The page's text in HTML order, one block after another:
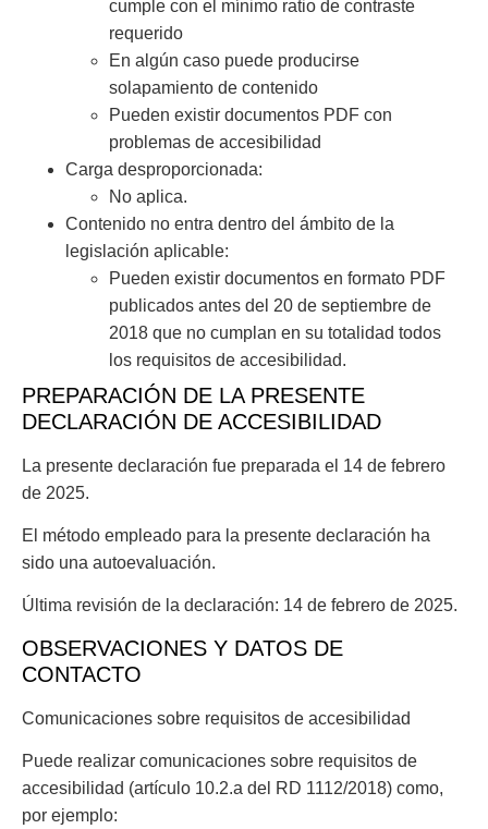
cumple con el mínimo ratio de contraste
requerido
En algún caso puede producirse
solapamiento de contenido
Pueden existir documentos PDF con
problemas de accesibilidad
Carga desproporcionada:
No aplica.
Contenido no entra dentro del ámbito de la
legislación aplicable:
Pueden existir documentos en formato PDF
publicados antes del 20 de septiembre de
2018 que no cumplan en su totalidad todos
los requisitos de accesibilidad.
PREPARACIÓN DE LA PRESENTE
DECLARACIÓN DE ACCESIBILIDAD
La presente declaración fue preparada el 14 de febrero
de 2025.
El método empleado para la presente declaración ha
sido una autoevaluación.
Última revisión de la declaración: 14 de febrero de 2025.
OBSERVACIONES Y DATOS DE
CONTACTO
Comunicaciones sobre requisitos de accesibilidad
Puede realizar comunicaciones sobre requisitos de
accesibilidad (artículo 10.2.a del RD 1112/2018) como,
por ejemplo: